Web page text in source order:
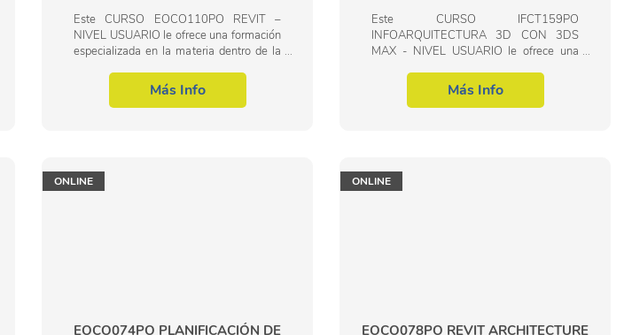
Este CURSO EOCO110PO REVIT –
NIVEL USUARIO le ofrece una formación
especializada en la materia dentro de la
civil. Con este CURSO EOCO110PO
REVIT – NIVEL...Más Info
Este CURSO IFCT159PO
INFOARQUITECTURA 3D CON 3DS
MAX - NIVEL USUARIO le ofrece una
dentro de la Familia Profesional de
Informática y comunicaciones. Con este...
Más Info
ONLINE
EOCO074PO PLANIFICACIÓN DE
ONLINE
EOCO078PO REVIT ARCHITECTURE